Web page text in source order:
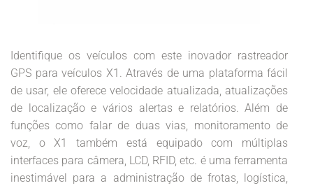
Identifique os veículos com este inovador rastreador
GPS para veículos X1. Através de uma plataforma fácil
de usar, ele oferece velocidade atualizada, atualizações
de localização e vários alertas e relatórios. Além de
funções como falar de duas vias, monitoramento de
voz, o X1 também está equipado com múltiplas
interfaces para câmera, LCD, RFID, etc. é uma ferramenta
inestimável para a administração de frotas, logística,